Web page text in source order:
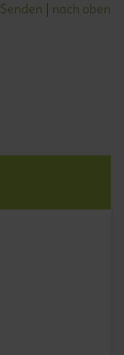
Senden nach oben